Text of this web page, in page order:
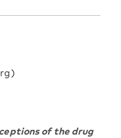
of the drug